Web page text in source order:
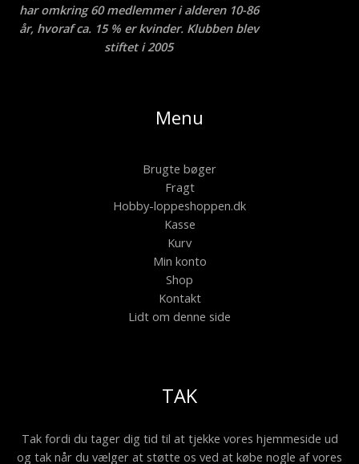
har omkring 60 medlemmer i alderen 10-86
år, hvoraf ca. 15 % er kvinder. Klubben blev
stiftet i 2005
Menu
Brugte bøger
Fragt
Hobby-loppeshoppen.dk
Kasse
Kurv
Min konto
Shop
Kontakt
Lidt om denne side
TAK
Tak fordi du tager dig tid til at tjekke vores hjemmeside ud
og tak når du vælger at støtte os ved at købe nogle af vores